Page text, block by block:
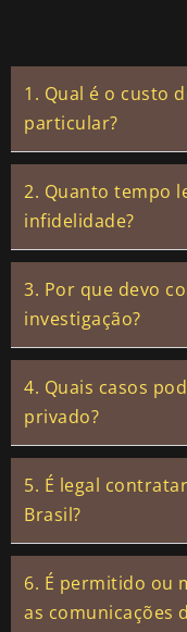
1. Qual é o custo
particular?
2. Quanto tempo
infidelidade?
3. Por que devo
investigação?
4. Quais casos
privado?
5. É legal
Brasil?
6. É permitido ou
as comunicações